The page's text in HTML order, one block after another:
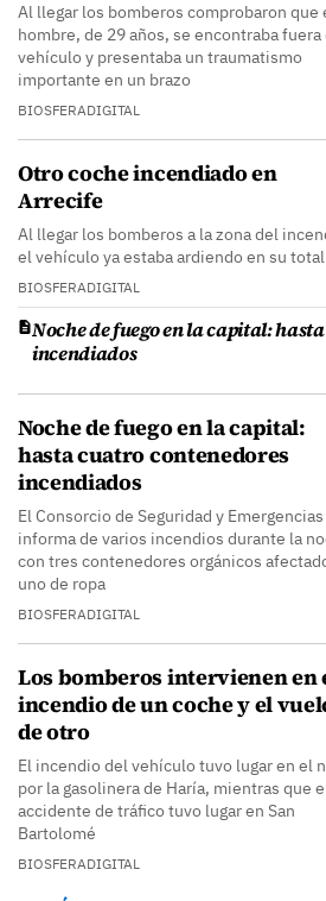
Al llegar los bomberos comprobaron que
hombre, de 29 años, se encontraba fuera
vehículo y presentaba un traumatismo
importante en un brazo
BIOSFERADIGITAL
Otro coche incendiado en
Arrecife
Al llegar los bomberos a la zona del
el vehículo ya estaba ardiendo en su
BIOSFERADIGITAL
Noche de fuego en la capital:
incendiados
Noche de fuego en la capital:
hasta cuatro contenedores
incendiados
El Consorcio de Seguridad y Emergencias
informa de varios incendios durante la
con tres contenedores orgánicos
uno de ropa
BIOSFERADIGITAL
Los bomberos intervienen en
incendio de un coche y el
de otro
El incendio del vehículo tuvo lugar en el
por la gasolinera de Haría, mientras que
accidente de tráfico tuvo lugar en San
Bartolomé
BIOSFERADIGITAL